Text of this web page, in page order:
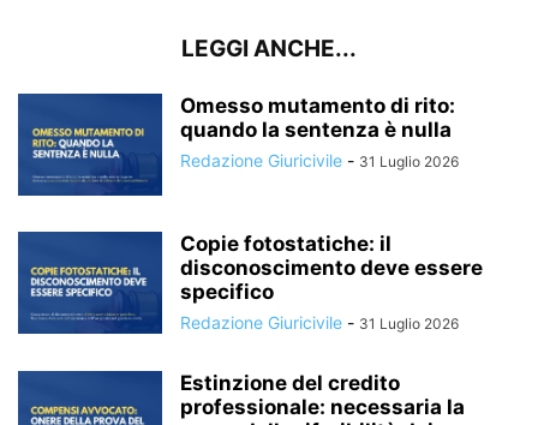
LEGGI ANCHE...
Omesso mutamento di rito:
quando la sentenza è nulla
Redazione Giuricivile - 31 Luglio 2026
Copie fotostatiche: il
disconoscimento deve essere
specifico
Redazione Giuricivile - 31 Luglio 2026
Estinzione del credito
professionale: necessaria la